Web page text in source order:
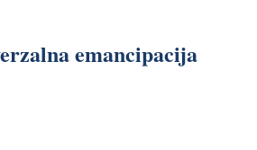
emancipacija